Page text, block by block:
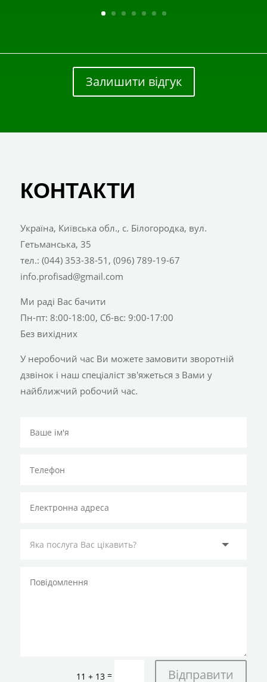
Залишити відгук
КОНТАКТИ
Україна, Київська обл., с. Білогородка, вул.
Гетьманська, 35
тел.: (044) 353-38-51, (096) 789-19-67
info.profisad@gmail.com
Ми раді Вас бачити
Пн-пт: 8:00-18:00, Сб-вс: 9:00-17:00
Без вихідних
У неробочий час Ви можете замовити зворотній
дзвінок і наш спеціаліст зв'яжеться з Вами у
найближчий робочий час.
11 + 13 = Відправити